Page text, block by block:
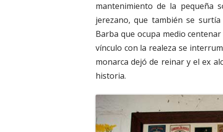
mantenimiento de la pequeña
jerezano, que también se
Barba que ocupa medio
vínculo con la realeza se
monarca dejó de reinar y el ex
historia.